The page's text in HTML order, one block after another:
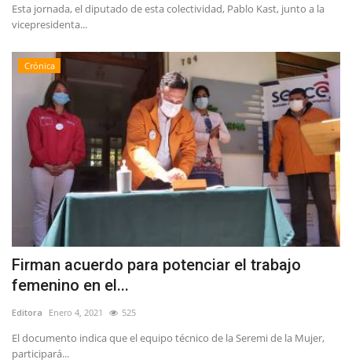
Esta jornada, el diputado de esta colectividad, Pablo Kast, junto a la
vicepresidenta...
Crónica
Firman acuerdo para potenciar el trabajo
femenino en el...
Editora Enero 4, 2021 525
El documento indica que el equipo técnico de la Seremi de la Mujer,
participará...